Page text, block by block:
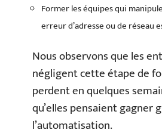
Former les équipes qui
erreur d’adresse ou de réseau
Nous observons que les
négligent cette étape de
perdent en quelques
qu’elles pensaient gagner
l’automatisation.